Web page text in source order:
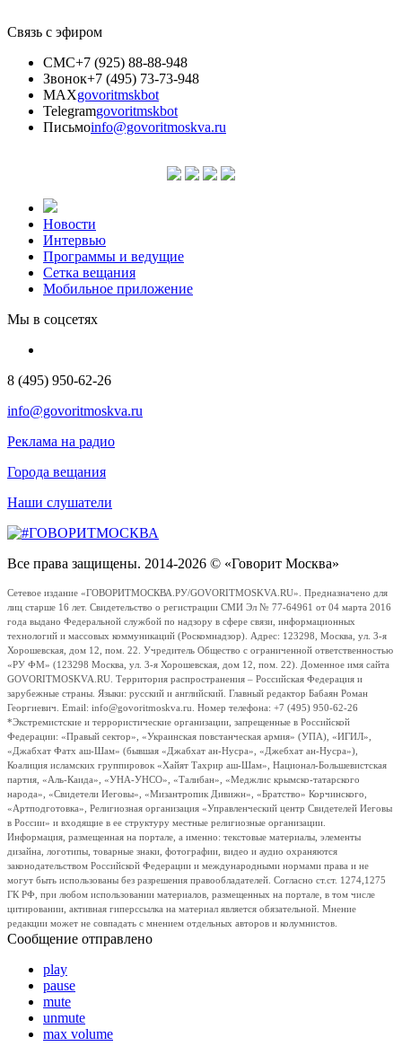
Связь с эфиром
СМС+7 (925) 88-88-948
Звонок+7 (495) 73-73-948
MAXgovoritmskbot
Telegramgovoritmskbot
Письмоinfo@govoritmoskva.ru
Новости
Интервью
Программы и ведущие
Сетка вещания
Мобильное приложение
Мы в соцсетях
8 (495) 950-62-26
info@govoritmoskva.ru
Реклама на радио
Города вещания
Наши слушатели
Все права защищены. 2014-2026 © «Говорит Москва»
Сетевое издание «ГОВОРИТМОСКВА.РУ/GOVORITMOSKVA.RU». Предназначено для
лиц старше 16 лет. Свидетельство о регистрации СМИ Эл № 77-64961 от 04 марта 2016
года выдано Федеральной службой по надзору в сфере связи, информационных
технологий и массовых коммуникаций (Роскомнадзор). Адрес: 123298, Москва, ул. 3-я
Хорошевская, дом 12, пом. 22. Учредитель Общество с ограниченной ответственностью
«РУ ФМ» (123298 Москва, ул. 3-я Хорошевская, дом 12, пом. 22). Доменное имя сайта
GOVORITMOSKVA.RU. Территория распространения – Российская Федерация и
зарубежные страны. Языки: русский и английский. Главный редактор Бабаян Роман
Георгиевич. Email: info@govoritmoskva.ru. Номер телефона: +7 (495) 950-62-26
*Экстремистские и террористические организации, запрещенные в Российской
Федерации: «Правый сектор», «Украинская повстанческая армия» (УПА), «ИГИЛ»,
«Джабхат Фатх аш-Шам» (бывшая «Джабхат ан-Нусра», «Джебхат ан-Нусра»),
Коалиция исламских группировок «Хайят Тахрир аш-Шам», Национал-Большевистская
партия, «Аль-Каида», «УНА-УНСО», «Талибан», «Меджлис крымско-татарского
народа», «Свидетели Иеговы», «Мизантропик Дивижн», «Братство» Корчинского,
«Артподготовка», Религиозная организация «Управленческий центр Свидетелей Иеговы
в России» и входящие в ее структуру местные религиозные организации.
Информация, размещенная на портале, а именно: текстовые материалы, элементы
дизайна, логотипы, товарные знаки, фотографии, видео и аудио охраняются
законодательством Российской Федерации и международными нормами права и не
могут быть использованы без разрешения правообладателей. Согласно ст.ст. 1274,1275
ГК РФ, при любом использовании материалов, размещенных на портале, в том числе
цитировании, активная гиперссылка на материал является обязательной. Мнение
редакции может не совпадать с мнением отдельных авторов и колумнистов.
Сообщение отправлено
play
pause
mute
unmute
max volume